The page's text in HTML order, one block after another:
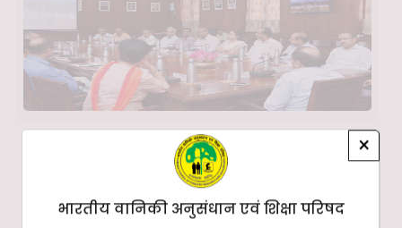
×
भारतीय वानिकी अनुसंधान एवं शिक्षा परिषद